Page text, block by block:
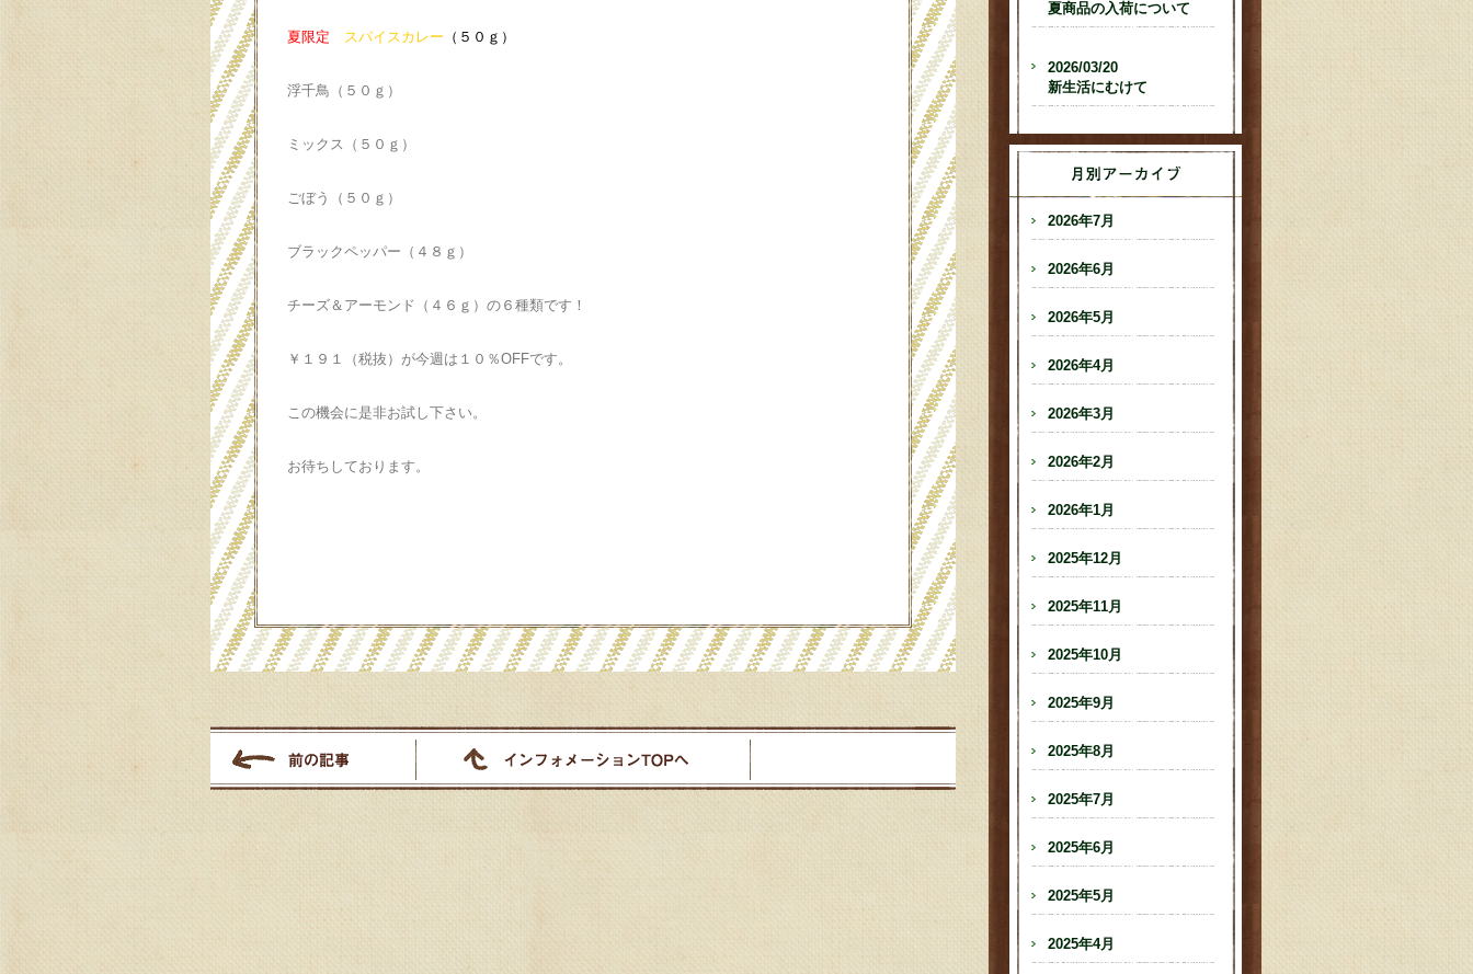
夏限定 スパイスカレー （５０ｇ）
浮千鳥（５０ｇ）
ミックス（５０ｇ）
ごぼう（５０ｇ）
ブラックペッパー（４８ｇ）
チーズ＆アーモンド（４６ｇ）の６種類です！
￥１９１（税抜）が今週は１０％OFFです。
この機会に是非お試し下さい。
お待ちしております。
夏商品の入荷について
2026/03/20
新生活にむけて
2026年7月
2026年6月
2026年5月
2026年4月
2026年3月
2026年2月
2026年1月
2025年12月
2025年11月
2025年10月
2025年9月
2025年8月
2025年7月
2025年6月
2025年5月
2025年4月